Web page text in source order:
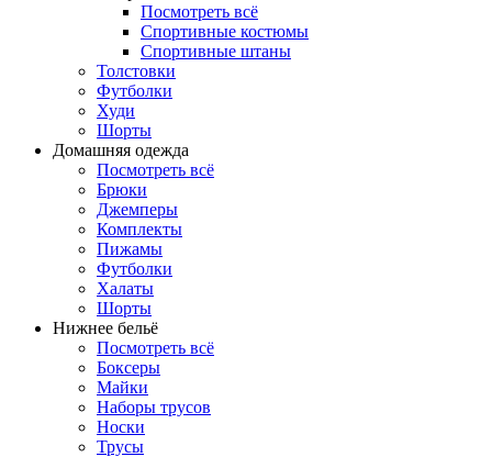
Посмотреть всё
Спортивные костюмы
Спортивные штаны
Толстовки
Футболки
Худи
Шорты
Домашняя одежда
Посмотреть всё
Брюки
Джемперы
Комплекты
Пижамы
Футболки
Халаты
Шорты
Нижнее бельё
Посмотреть всё
Боксеры
Майки
Наборы трусов
Носки
Трусы